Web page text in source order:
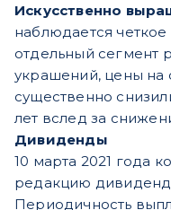
Искусственно
наблюдается
отдельный сегмент
украшений, цены на
существенно
лет вслед за
Дивиденды
10 марта 2021 года
редакцию
Периодичность